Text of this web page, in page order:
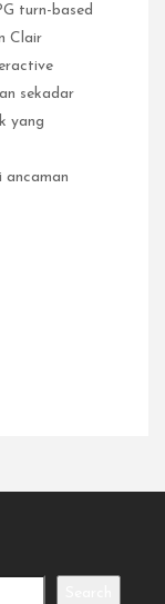
turn-based
Clair
sekadar
yang
ancaman